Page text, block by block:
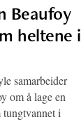
Beaufoy
heltene i
samarbeider
om å lage en
tungtvannet i